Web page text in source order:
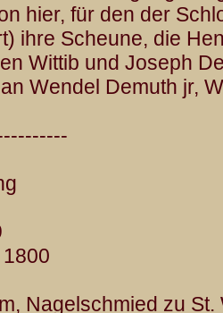
hier, für den der
ihre Scheune, die
Wittib und Joseph
Wendel Demuth jr,
Nagelschmied zu